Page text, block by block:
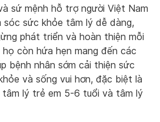
sứ mệnh hỗ trợ người Việt Nam
sóc sức khỏe tâm lý dễ dàng,
phát triển và hoàn thiện mỗi
còn hứa hẹn mang đến các
bệnh nhân sớm cải thiện sức
và sống vui hơn, đặc biệt là
lý trẻ em 5-6 tuổi và tâm lý